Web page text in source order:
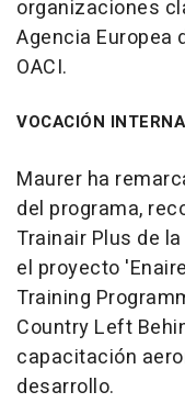
organizaciones
Agencia Europea
OACI.
VOCACIÓN
Maurer ha
del programa,
Trainair Plus de
el proyecto
Training
Country Left
capacitación
desarrollo.